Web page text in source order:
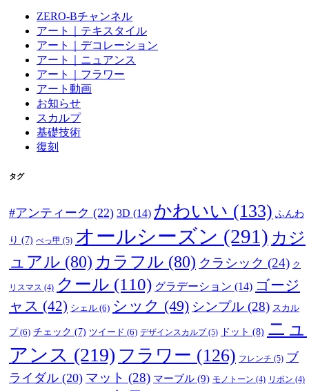
ZERO-Bチャンネル
アート｜テキスタイル
アート｜デコレーション
アート｜ニュアンス
アート｜フラワー
アート動画
お知らせ
スカルプ
基礎技術
復刻
タグ
#アンティーク (22) 3D (14) かわいい (133) ふんわ
り (7) べっ甲 (5) オールシーズン (291) カジ
ュアル (80) カラフル (80) クラシック (24) ク
リスマス (4) クール (110) グラデーション (14) ゴージ
ャス (42) シェル (6) シック (49) シンプル (28) スカル
プ(6) チェック (7) ツイード (6) デザインスカルプ(5) ドット (8) ニュ
アンス (219) フラワー (126) フレンチ (5) ブ
ライダル (20) マット (28) マーブル (9) モノトーン (4) リボン (4)